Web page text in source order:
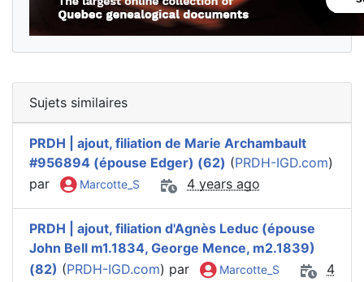
Sujets similaires
PRDH | ajout, filiation de Marie Archambault
#956894 (épouse Edger) (62) (PRDH-IGD.com)
par
Marcotte_S 4 years ago
PRDH | ajout, filiation d'Agnès Leduc (épouse
John Bell m1.1834, George Mence, m2.1839)
(82) (PRDH-IGD.com) par Marcotte_S
4